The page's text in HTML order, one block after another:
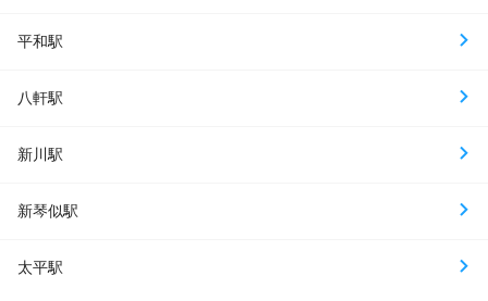
平和駅
八軒駅
新川駅
新琴似駅
太平駅